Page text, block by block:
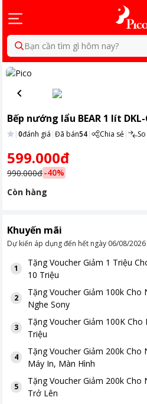
Bạn cần tìm gì hôm nay?
Bếp nướng lẩu BEAR 1 lít DKL-
|0đánh giá |Đã bán54| Chia sẻ|
599.000đ
990.000đ-40%
Còn hàng
Khuyến mãi
Dự kiến áp dụng đến hết ngày 06/08/2026
1
TặngVoucher Giảm 1 Triệu
10 Triệu
2
TặngVoucher Giảm 100k
Nghe Sony
3
TặngVoucher Giảm 100K
Triệu
4
TặngVoucher Giảm 200k
Máy In, Màn Hình
5
TặngVoucher Giảm 200k Cho
Trở Lên